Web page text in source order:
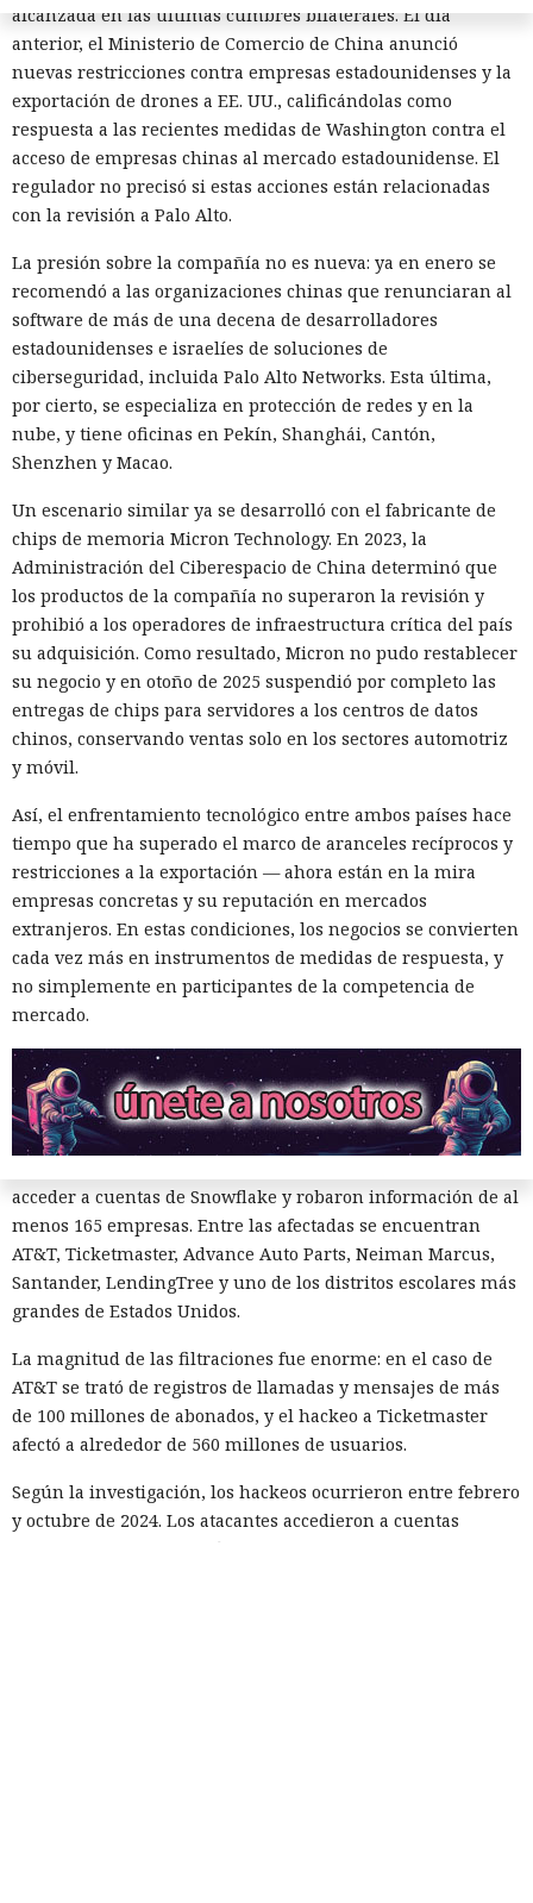
alcanzada en las últimas cumbres bilaterales. El día
anterior, el Ministerio de Comercio de China anunció
nuevas restricciones contra empresas estadounidenses y la
exportación de drones a EE. UU., calificándolas como
respuesta a las recientes medidas de Washington contra el
acceso de empresas chinas al mercado estadounidense. El
regulador no precisó si estas acciones están relacionadas
con la revisión a Palo Alto.
La presión sobre la compañía no es nueva: ya en enero se
recomendó a las organizaciones chinas que renunciaran al
software de más de una decena de desarrolladores
estadounidenses e israelíes de soluciones de
ciberseguridad, incluida Palo Alto Networks. Esta última,
por cierto, se especializa en protección de redes y en la
nube, y tiene oficinas en Pekín, Shanghái, Cantón,
Shenzhen y Macao.
Un escenario similar ya se desarrolló con el fabricante de
chips de memoria Micron Technology. En 2023, la
Administración del Ciberespacio de China determinó que
los productos de la compañía no superaron la revisión y
prohibió a los operadores de infraestructura crítica del país
su adquisición. Como resultado, Micron no pudo restablecer
su negocio y en otoño de 2025 suspendió por completo las
entregas de chips para servidores a los centros de datos
chinos, conservando ventas solo en los sectores automotriz
y móvil.
Así, el enfrentamiento tecnológico entre ambos países hace
tiempo que ha superado el marco de aranceles recíprocos y
restricciones a la exportación — ahora están en la mira
empresas concretas y su reputación en mercados
extranjeros. En estas condiciones, los negocios se convierten
cada vez más en instrumentos de medidas de respuesta, y
no simplemente en participantes de la competencia de
mercado.
El sonado hackeo a Snowflake
autor, ya espera sentencia en
una celda.
10:34 / 07.08.2026
Hombre podría afrontar hasta 32 años de prisión por filtrar
El canadiense Connor Riley Muka ganó dinero durante
muchos meses con datos robados de otras personas, antes
de ser detenido y entregado a la justicia estadounidense por
uno de los mayores hackeos de los últimos años — ataque a
la plataforma en la nube Snowflake.
Muka, de 26 años, se declaró culpable de cargos de fraude
y conspiración en un tribunal federal del estado de
Washington. Su sentencia se dictará el 27 de octubre; la
pena máxima es de hasta 32 años de prisión.
acceder a cuentas de Snowflake y robaron información de al
menos 165 empresas. Entre las afectadas se encuentran
AT&T, Ticketmaster, Advance Auto Parts, Neiman Marcus,
Santander, LendingTree y uno de los distritos escolares más
grandes de Estados Unidos.
La magnitud de las filtraciones fue enorme: en el caso de
AT&T se trató de registros de llamadas y mensajes de más
de 100 millones de abonados, y el hackeo a Ticketmaster
afectó a alrededor de 560 millones de usuarios.
Según la investigación, los hackeos ocurrieron entre febrero
y octubre de 2024. Los atacantes accedieron a cuentas
bancarias, información financiera, números de registro de